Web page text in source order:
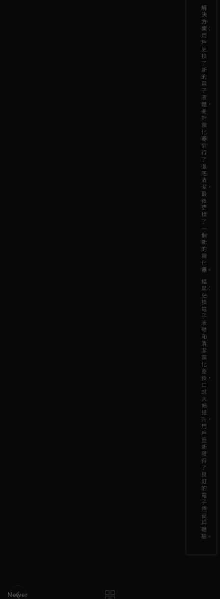
解
決
方
案 ：
用
戶
更
換
了
新
的
電
子
液
體，
並
對
霧
化
器
進
行
了
徹
底
清
潔，
最
後
更
換
了
一
個
新
的
霧
化
器。
結
果 ：
更
換
電
子
液
體
和
清
潔
霧
化
器
後，
口
感
大
幅
提
升，
用
戶
重
新
獲
得
了
良
好
的
電
子
煙
使
用
體
驗。
Newer